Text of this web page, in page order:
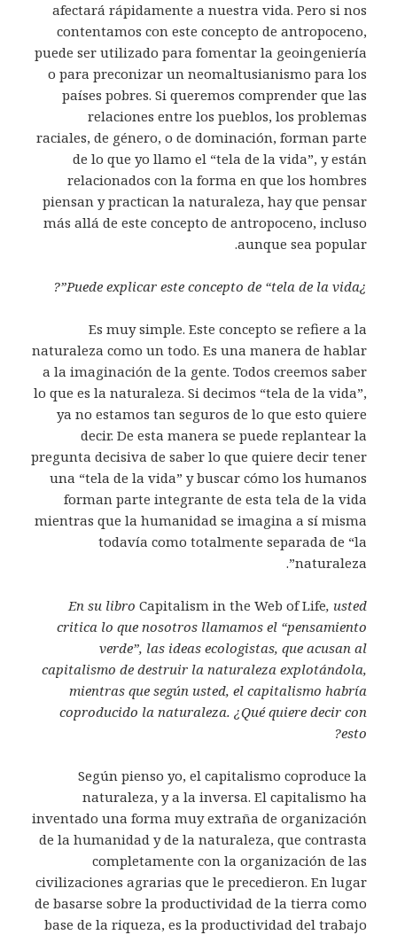
afectará rápidamente a nuestra vida. Pero si nos
contentamos con este concepto de antropoceno,
puede ser utilizado para fomentar la geoingeniería
o para preconizar un neomaltusianismo para los
países pobres. Si queremos comprender que las
relaciones entre los pueblos, los problemas
raciales, de género, o de dominación, forman parte
de lo que yo llamo el “tela de la vida”, y están
relacionados con la forma en que los hombres
piensan y practican la naturaleza, hay que pensar
más allá de este concepto de antropoceno, incluso
aunque sea popular.
¿Puede explicar este concepto de “tela de la vida”?
Es muy simple. Este concepto se refiere a la
naturaleza como un todo. Es una manera de hablar
a la imaginación de la gente. Todos creemos saber
lo que es la naturaleza. Si decimos “tela de la vida”,
ya no estamos tan seguros de lo que esto quiere
decir. De esta manera se puede replantear la
pregunta decisiva de saber lo que quiere decir tener
una “tela de la vida” y buscar cómo los humanos
forman parte integrante de esta tela de la vida
mientras que la humanidad se imagina a sí misma
todavía como totalmente separada de “la
naturaleza”.
En su libro Capitalism in the Web of Life, usted
critica lo que nosotros llamamos el “pensamiento
verde”, las ideas ecologistas, que acusan al
capitalismo de destruir la naturaleza explotándola,
mientras que según usted, el capitalismo habría
coproducido la naturaleza. ¿Qué quiere decir con
esto?
Según pienso yo, el capitalismo coproduce la
naturaleza, y a la inversa. El capitalismo ha
inventado una forma muy extraña de organización
de la humanidad y de la naturaleza, que contrasta
completamente con la organización de las
civilizaciones agrarias que le precedieron. En lugar
de basarse sobre la productividad de la tierra como
base de la riqueza, es la productividad del trabajo